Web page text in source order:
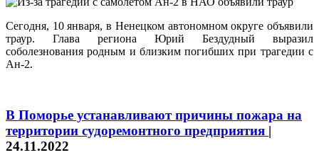
Сегодня, 10 января, в Ненецком автономном округе объявили
траур. Глава региона Юрий Бездудный выразил
соболезнования родным и близким погибших при трагедии с
Ан-2.
В Поморье устанавливают причины пожара на
территории судоремонтного предприятия |
24.11.2022